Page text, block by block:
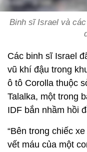
Binh sĩ Israel và
Các binh sĩ Israel
vũ khí đậu trong
ô tô Corolla thuộc
Talalka, một trong
IDF bắn nhầm hồi
“Bên trong chiếc
vết máu của một